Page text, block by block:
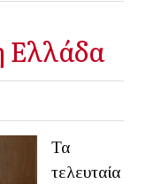
Ελλάδα
Τα
τελευταία